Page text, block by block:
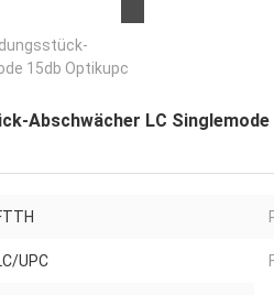
15db Optikupc
Abschwächer LC
UPC